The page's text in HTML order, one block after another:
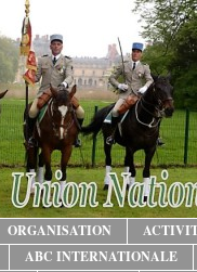
ORGANISATION
ABC INTERNATIONALE